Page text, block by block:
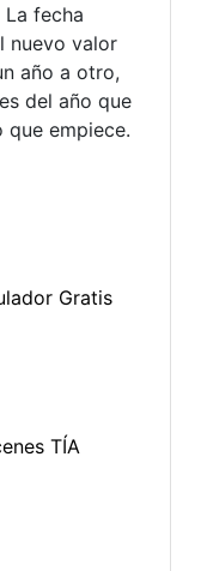
fecha
nuevo valor
año a otro,
del año que
empiece.